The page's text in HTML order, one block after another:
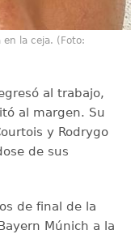
en la ceja. (Foto:
al trabajo,
al margen. Su
y Rodrygo
de sus
de final de la
Múnich a la